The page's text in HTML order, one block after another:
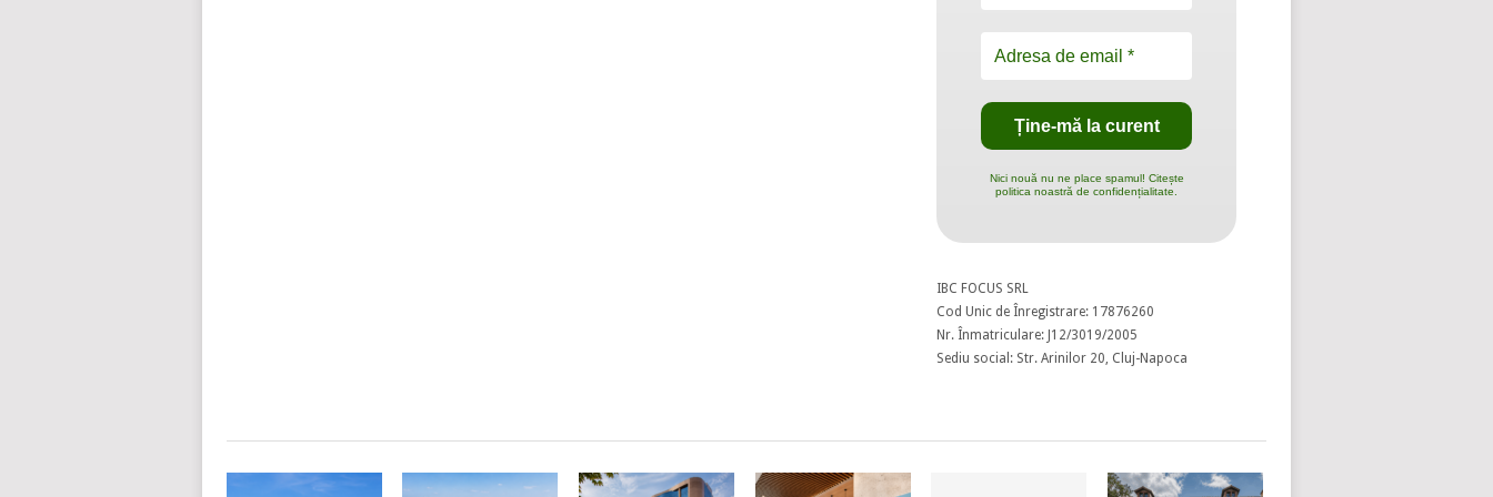
Nici nouă nu ne place spamul! Citește
politica noastră de confidențialitate.
IBC FOCUS SRL
Cod Unic de Înregistrare: 17876260
Nr. Înmatriculare: J12/3019/2005
Sediu social: Str. Arinilor 20, Cluj-Napoca